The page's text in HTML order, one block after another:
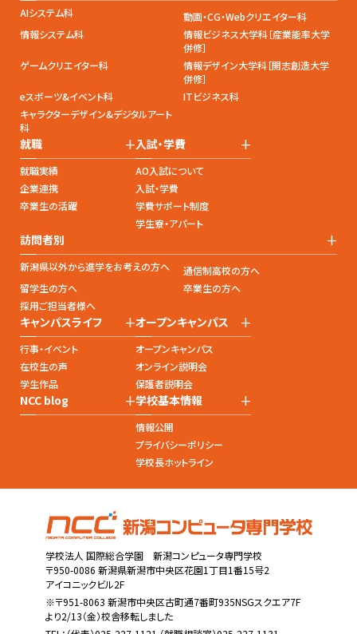
AIシステム科
動画・CG・Webクリエイター科
情報システム科
情報ビジネス大学科［産業能率大学
併修］
ゲームクリエイター科
情報デザイン大学科［開志創造大学
併修］
eスポーツ&イベント科
ITビジネス科
キャラクターデザイン&デジタルアート
科
就職 +
就職実績
企業連携
卒業生の活躍
入試・学費 +
AO入試について
入試・学費
学費サポート制度
学生寮・アパート
訪問者別 +
新潟県以外から進学をお考えの方へ
通信制高校の方へ
留学生の方へ
卒業生の方へ
採用ご担当者様へ
キャンパスライフ +
行事・イベント
在校生の声
学生作品
オープンキャンパス +
オープンキャンパス
オンライン説明会
保護者説明会
NCC blog +学校基本情報 +
情報公開
プライバシーポリシー
学校長ホットライン
学校法人 国際総合学園 新潟コンピュータ専門学校
〒950-0086 新潟県新潟市中央区花園1丁目1番15号2
アイコニックビル2F
※〒951-8063 新潟市中央区古町通7番町935NSGスクエア7F
より2/13（金）校舎移転しました